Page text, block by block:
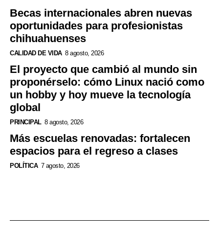
Becas internacionales abren nuevas
oportunidades para profesionistas
chihuahuenses
CALIDAD DE VIDA 8 agosto, 2026
El proyecto que cambió al mundo sin
proponérselo: cómo Linux nació como
un hobby y hoy mueve la tecnología
global
PRINCIPAL 8 agosto, 2026
Más escuelas renovadas: fortalecen
espacios para el regreso a clases
POLÍTICA 7 agosto, 2026